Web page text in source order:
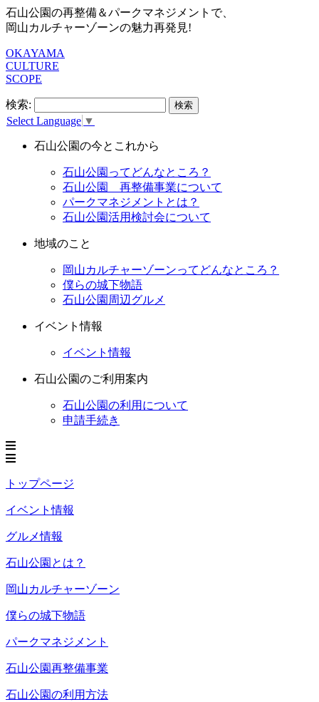
石山公園の再整備＆パークマネジメントで、
岡山カルチャーゾーンの魅力再発見!
OKAYAMA
CULTURE
SCOPE
検索:
Select Language ▼
石山公園の今とこれから
石山公園ってどんなところ？
石山公園 再整備事業について
パークマネジメントとは？
石山公園活用検討会について
地域のこと
岡山カルチャーゾーンってどんなところ？
僕らの城下物語
石山公園周辺グルメ
イベント情報
イベント情報
石山公園のご利用案内
石山公園の利用について
申請手続き
トップページ
イベント情報
グルメ情報
石山公園とは？
岡山カルチャーゾーン
僕らの城下物語
パークマネジメント
石山公園再整備事業
石山公園の利用方法